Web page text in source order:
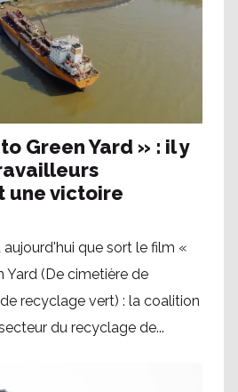
Green Yard » : il y
une victoire
aujourd'hui que sort le film «
Yard (De cimetière de
recyclage vert) : la coalition
du recyclage de...